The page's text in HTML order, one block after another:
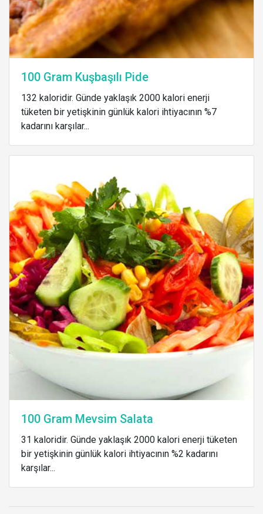
100 Gram Kuşbaşılı Pide
132 kaloridir. Günde yaklaşık 2000 kalori enerji
tüketen bir yetişkinin günlük kalori ihtiyacının %7
kadarını karşılar...
100 Gram Mevsim Salata
31 kaloridir. Günde yaklaşık 2000 kalori enerji tüketen
bir yetişkinin günlük kalori ihtiyacının %2 kadarını
karşılar...